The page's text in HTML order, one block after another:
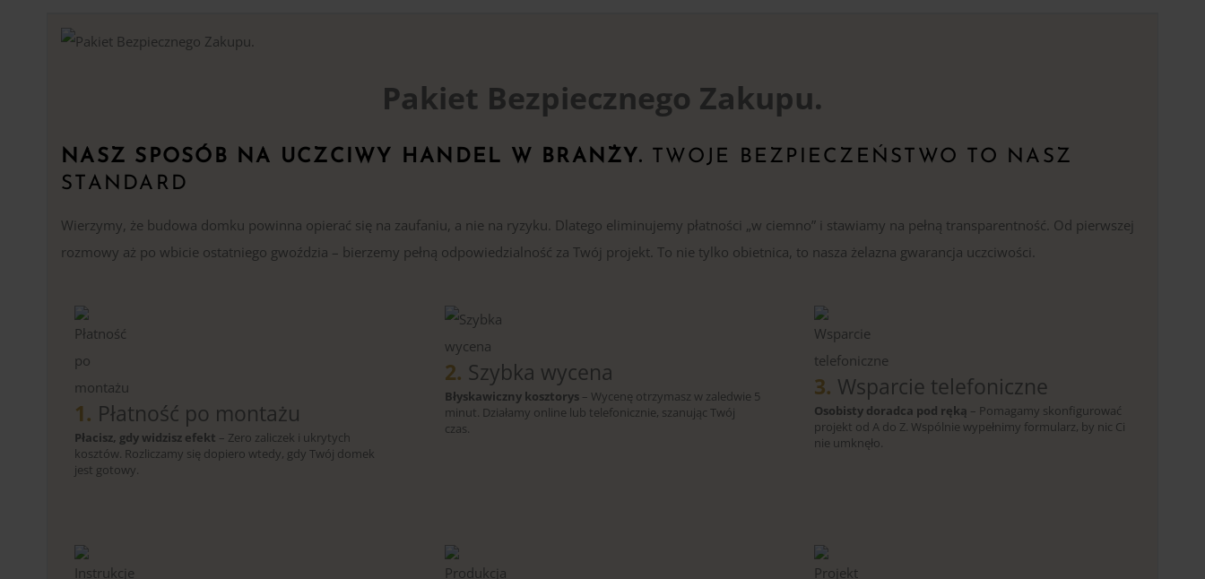
Pakiet Bezpiecznego Zakupu.
NASZ SPOSÓB NA UCZCIWY HANDEL W BRANŻY.
TWOJE BEZPIECZEŃSTWO TO NASZ
STANDARD
Wierzymy, że budowa domku powinna opierać się na zaufaniu, a nie na ryzyku. Dlatego eliminujemy płatności „w ciemno” i stawiamy na pełną transparentność. Od pierwszej
rozmowy aż po wbicie ostatniego gwoździa – bierzemy pełną odpowiedzialność za Twój projekt. To nie tylko obietnica, to nasza żelazna gwarancja uczciwości.
1. Płatność po montażu
Płacisz, gdy widzisz efekt – Zero zaliczek i ukrytych
kosztów. Rozliczamy się dopiero wtedy, gdy Twój domek
jest gotowy.
2. Szybka wycena
Błyskawiczny kosztorys– Wycenę otrzymasz w zaledwie 5
minut. Działamy online lub telefonicznie, szanując Twój
czas.
3. Wsparcie telefoniczne
Osobisty doradca pod ręką – Pomagamy skonfigurować
projekt od A do Z. Wspólnie wypełnimy formularz, by nic Ci
nie umknęło.